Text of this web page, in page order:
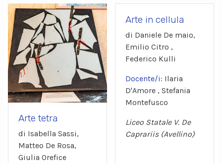
Arte tetra
di Isabella Sassi,
Matteo De Rosa,
Giulia Orefice
Arte in cellula
di Daniele De maio,
Emilio Citro ,
Federico Kulli
Docente/i: Ilaria
D'Amore , Stefania
Montefusco
Liceo Statale V. De
Caprariis (Avellino)